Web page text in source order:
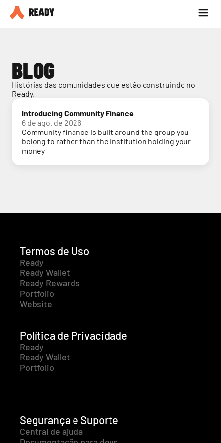
Seja parceiro
BLOG
Histórias das comunidades que estão construindo no
Ready.
Introducing Community Finance
6 de ago. de 2026
Community finance is built around the group you
belong to rather than the institution holding your
money
Termos de Uso
Ready
Ready Wallet
Ready Rewards
Portfolio
Website
Política de Privacidade
Ready
Ready Wallet
Portfolio
Segurança e Suporte
Central de ajuda